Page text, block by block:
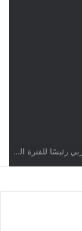
قرعة دوري أبطال إفريقيا: النادي الإفريقي في حال التأهل يواجه مازمبي أو ميدياما